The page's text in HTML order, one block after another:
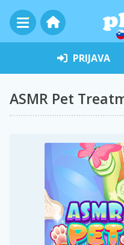
PRIJAVA
ASMR Pet